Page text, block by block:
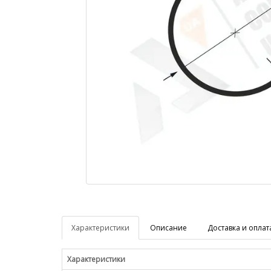
Характеристики
Описание Доставка и
Характеристики